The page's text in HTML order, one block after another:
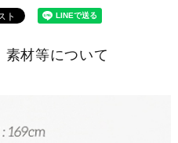
素材等について